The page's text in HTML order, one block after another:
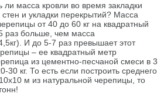
ли масса кровли во время закладки
и укладки перекрытий? Масса
от 40 до 60 кг на квадратный
раз больше, чем масса
И до 5-7 раз превышает этот
– ее квадратный метр
из цементно-песчаной смеси в 3
30 кг. То есть если построить среднего
м из натуральной черепицы, то